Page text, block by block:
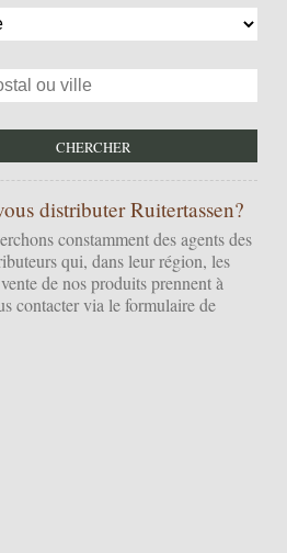
distributer Ruitertassen?
constamment des agents des
qui, dans leur région, les
de nos produits prennent à
contacter viale formulaire de